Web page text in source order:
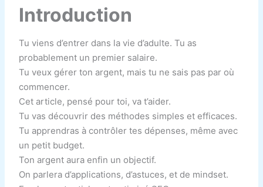
Introduction
Tu viens d’entrer dans la vie d’adulte. Tu as
probablement un premier salaire.
Tu veux gérer ton argent, mais tu ne sais pas par où
commencer.
Cet article, pensé pour toi, va t’aider.
Tu vas découvrir des méthodes simples et efficaces.
Tu apprendras à contrôler tes dépenses, même avec
un petit budget.
Ton argent aura enfin un objectif.
On parlera d’applications, d’astuces, et de mindset.